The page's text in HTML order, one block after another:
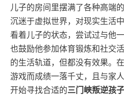
儿子的房间里摆满了各种高端
沉迷于虚拟世界，对现实生活
看着儿子的状态，尝试过与他
也鼓励他参加体育锻炼和社交
的生活轨道，但都没有效果。
游戏而成绩一落千丈，且与家
开始寻找合适的三门峡叛逆孩